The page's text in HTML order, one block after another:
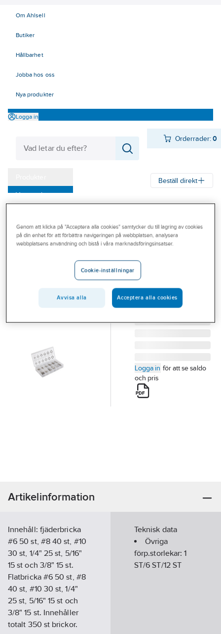
Om Ahlsell
Butiker
Hållbarhet
Jobba hos oss
Nya produkter
Logga in
Orderrader:0
Varumärken
Outlet
Branscher
Beställ direkt
VB
Bricksats VB
rostfria 350 st
ROSTFRITT 350PCS
Lev. artikelnr: 508687
Logga in för att se saldo
och pris
Artikelinformation
Innehåll: fjäderbricka
#6 50 st, #8 40 st, #10
30 st, 1/4" 25 st, 5/16"
15 st och 3/8" 15 st.
Flatbricka #6 50 st, #8
40 st, #10 30 st, 1/4"
25 st, 5/16" 15 st och
3/8" 15 st. Innehåller
totalt 350 st brickor.
Teknisk data
Övriga
förp.storlekar:1
ST/6 ST/12 ST
Genom att klicka på "Acceptera alla cookies" samtycker du till lagring av cookies
på din enhet för att förbättra navigeringen på webbplatsen, analysera
webbplatsens användning och bistå i våra marknadsföringsinsatser.
Cookie-inställningar
Avvisa alla Acceptera alla cookies